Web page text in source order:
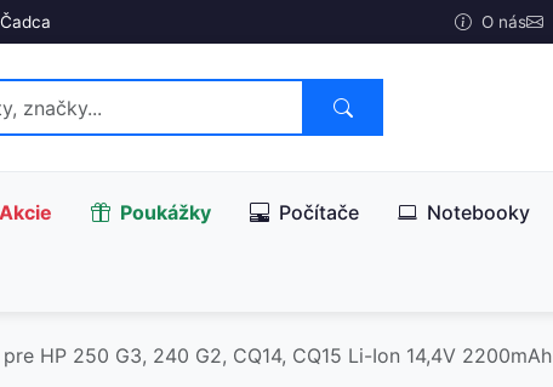
O nás
Akcie Poukážky Počítače Notebooky
HP 250 G3, 240 G2, CQ14, CQ15 Li-Ion 14,4V 2200mAh